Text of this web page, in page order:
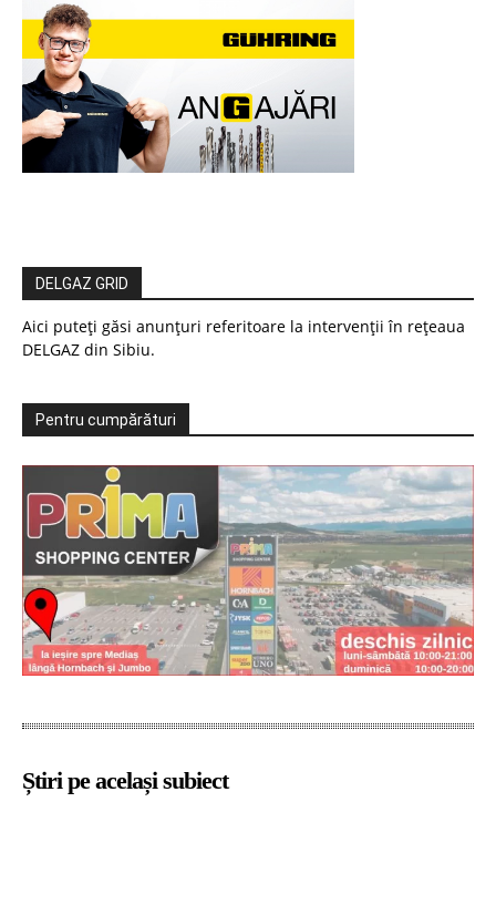
DELGAZ GRID
Aici puteți găsi anunțuri referitoare la intervenții în rețeaua
DELGAZ din Sibiu.
Pentru cumpărături
Știri pe același subiect